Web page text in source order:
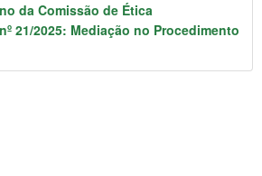
da Comissão de Ética
21/2025: Mediação no Procedimento